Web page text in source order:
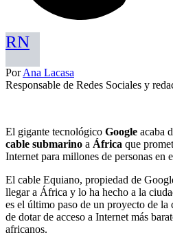
RN
PorAna Lacasa
Responsable de Redes Sociales y
El gigante tecnológico Google acaba
cable submarino a África que
Internet para millones de personas en
El cable Equiano, propiedad de
llegar a África y lo ha hecho a la
es el último paso de un proyecto de
de dotar de acceso a Internet más
africanos.